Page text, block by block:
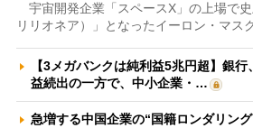
宇宙開発企業「スペースX」の上場で
リリオネア）」となったイーロン・マス
【3メガバンクは純利益5兆円超】銀
益続出の一方で、中小企業・…
急増する中国企業の“国籍ロンダリン